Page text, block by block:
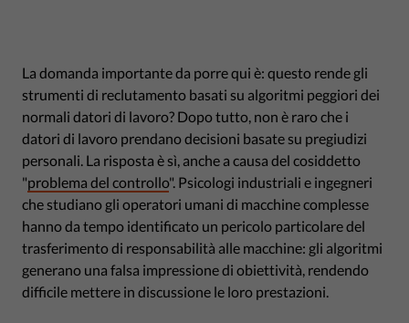
La domanda importante da porre qui è: questo rende gli
strumenti di reclutamento basati su algoritmi peggiori dei
normali datori di lavoro? Dopo tutto, non è raro che i
datori di lavoro prendano decisioni basate su pregiudizi
personali. La risposta è sì, anche a causa del cosiddetto
"problema del controllo". Psicologi industriali e ingegneri
che studiano gli operatori umani di macchine complesse
hanno da tempo identificato un pericolo particolare del
trasferimento di responsabilità alle macchine: gli algoritmi
generano una falsa impressione di obiettività, rendendo
difficile mettere in discussione le loro prestazioni.